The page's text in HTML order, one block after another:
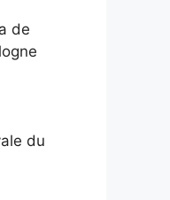
de
du